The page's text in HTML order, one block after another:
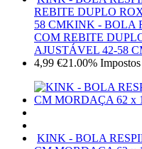
REBITE DUPLO
58 CMKINK - BOLA
COM REBITE
AJUSTÁVEL 42-58
4,99 €21.00%
KINK - BOLA